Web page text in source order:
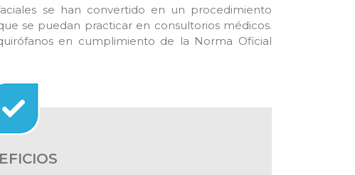
se han convertido en un procedimiento
se puedan practicar en consultorios médicos.
en cumplimiento de la Norma Oficial